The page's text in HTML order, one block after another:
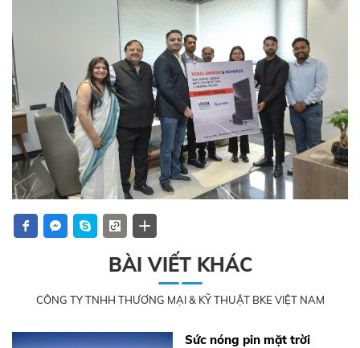
BÀI VIẾT KHÁC
CÔNG TY TNHH THƯƠNG MẠI & KỸ THUẬT BKE VIỆT NAM
Sức nóng pin mặt trời